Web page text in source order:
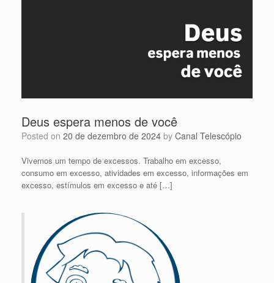
Deus espera menos de você
Posted on 20 de dezembro de 2024 by Canal Telescópio
Vivemos um tempo de excessos. Trabalho em excesso,
consumo em excesso, atividades em excesso, informações em
excesso, estímulos em excesso e até […]